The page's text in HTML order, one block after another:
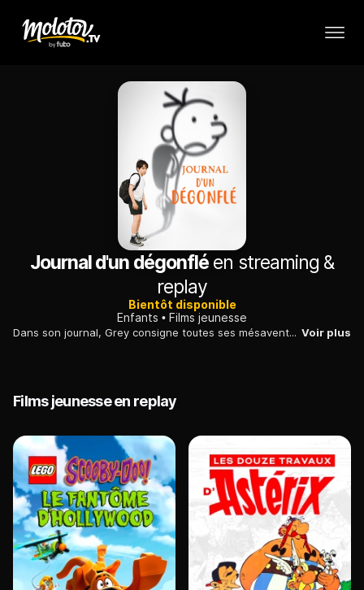
Journal d'un dégonflé en streaming &
replay
Bientôt disponible
Enfants
Films jeunesse
Dans son journal, Grey consigne toutes ses mésaventures et nous dévoile ses pensées, ses problèmes familiaux, ses tribulations et ses (futurs) grands succès de cour d’école. Voir plus
Films jeunesse en replay